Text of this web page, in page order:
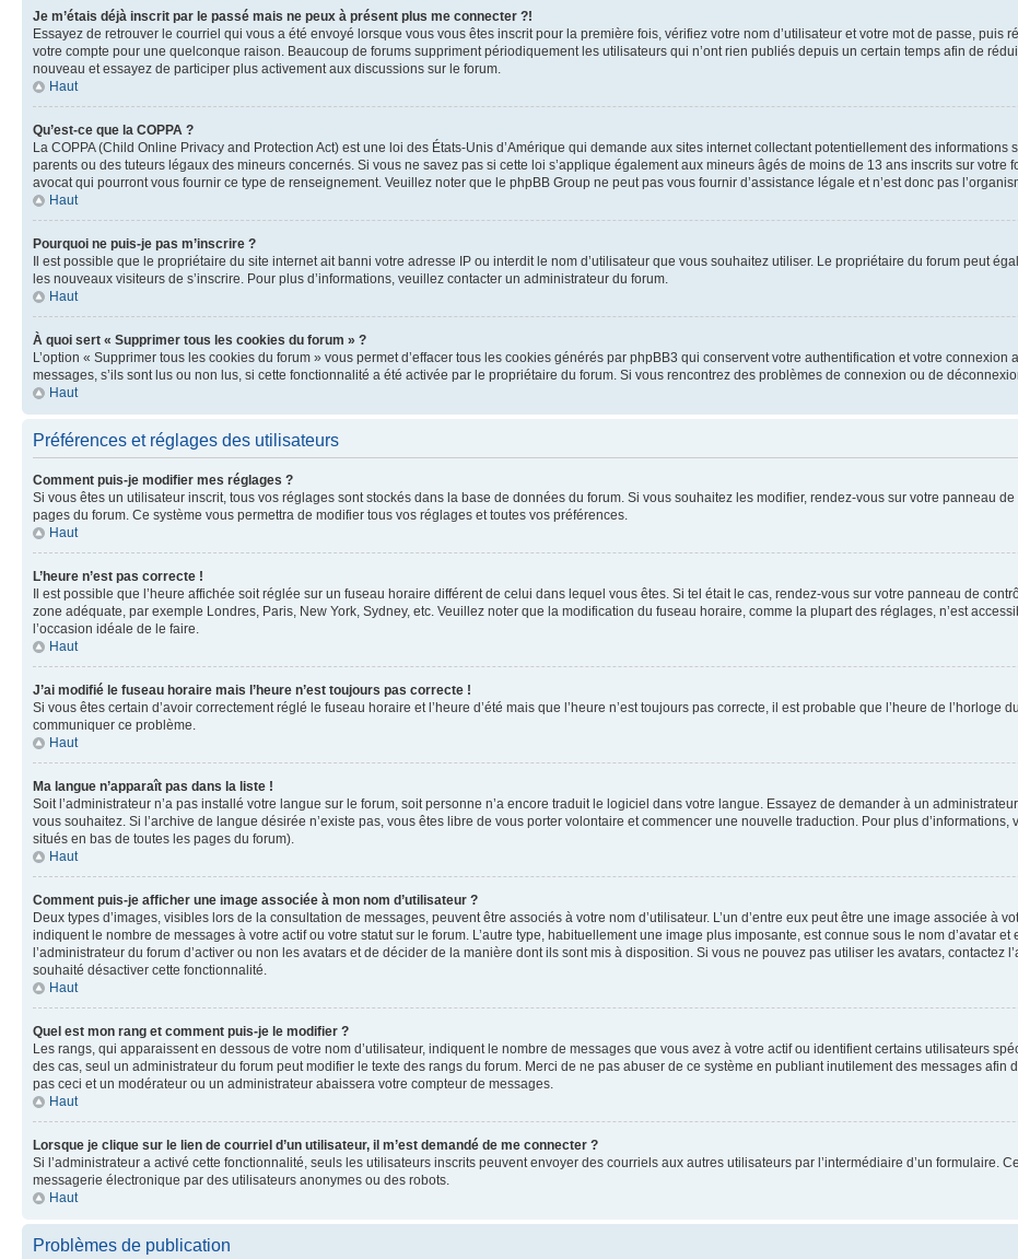
Je m’étais déjà inscrit par le passé mais ne peux à présent plus me connecter ?!
Essayez de retrouver le courriel qui vous a été envoyé lorsque vous vous êtes inscrit pour la première fois, vérifiez votre nom d’utilisateur et votre mot de passe, puis
votre compte pour une quelconque raison. Beaucoup de forums suppriment périodiquement les utilisateurs qui n’ont rien publiés depuis un certain temps afin de
nouveau et essayez de participer plus activement aux discussions sur le forum.
Haut
Qu’est-ce que la COPPA ?
La COPPA (Child Online Privacy and Protection Act) est une loi des États-Unis d’Amérique qui demande aux sites internet collectant potentiellement des
parents ou des tuteurs légaux des mineurs concernés. Si vous ne savez pas si cette loi s’applique également aux mineurs âgés de moins de 13 ans inscrits sur
avocat qui pourront vous fournir ce type de renseignement. Veuillez noter que le phpBB Group ne peut pas vous fournir d’assistance légale et n’est donc pas
Haut
Pourquoi ne puis-je pas m’inscrire ?
Il est possible que le propriétaire du site internet ait banni votre adresse IP ou interdit le nom d’utilisateur que vous souhaitez utiliser. Le propriétaire du forum peut
les nouveaux visiteurs de s’inscrire. Pour plus d’informations, veuillez contacter un administrateur du forum.
Haut
À quoi sert « Supprimer tous les cookies du forum » ?
L’option « Supprimer tous les cookies du forum » vous permet d’effacer tous les cookies générés par phpBB3 qui conservent votre authentification et votre
messages, s’ils sont lus ou non lus, si cette fonctionnalité a été activée par le propriétaire du forum. Si vous rencontrez des problèmes de connexion ou de
Haut
Préférences et réglages des utilisateurs
Comment puis-je modifier mes réglages ?
Si vous êtes un utilisateur inscrit, tous vos réglages sont stockés dans la base de données du forum. Si vous souhaitez les modifier, rendez-vous sur votre panneau
pages du forum. Ce système vous permettra de modifier tous vos réglages et toutes vos préférences.
Haut
L’heure n’est pas correcte !
Il est possible que l’heure affichée soit réglée sur un fuseau horaire différent de celui dans lequel vous êtes. Si tel était le cas, rendez-vous sur votre panneau de
zone adéquate, par exemple Londres, Paris, New York, Sydney, etc. Veuillez noter que la modification du fuseau horaire, comme la plupart des réglages, n’est
l’occasion idéale de le faire.
Haut
J’ai modifié le fuseau horaire mais l’heure n’est toujours pas correcte !
Si vous êtes certain d’avoir correctement réglé le fuseau horaire et l’heure d’été mais que l’heure n’est toujours pas correcte, il est probable que l’heure de
communiquer ce problème.
Haut
Ma langue n’apparaît pas dans la liste !
Soit l’administrateur n’a pas installé votre langue sur le forum, soit personne n’a encore traduit le logiciel dans votre langue. Essayez de demander à un
vous souhaitez. Si l’archive de langue désirée n’existe pas, vous êtes libre de vous porter volontaire et commencer une nouvelle traduction. Pour plus
situés en bas de toutes les pages du forum).
Haut
Comment puis-je afficher une image associée à mon nom d’utilisateur ?
Deux types d’images, visibles lors de la consultation de messages, peuvent être associés à votre nom d’utilisateur. L’un d’entre eux peut être une image associée à
indiquent le nombre de messages à votre actif ou votre statut sur le forum. L’autre type, habituellement une image plus imposante, est connue sous le nom d’avatar
l’administrateur du forum d’activer ou non les avatars et de décider de la manière dont ils sont mis à disposition. Si vous ne pouvez pas utiliser les avatars, contactez
souhaité désactiver cette fonctionnalité.
Haut
Quel est mon rang et comment puis-je le modifier ?
Les rangs, qui apparaissent en dessous de votre nom d’utilisateur, indiquent le nombre de messages que vous avez à votre actif ou identifient certains utilisateurs
des cas, seul un administrateur du forum peut modifier le texte des rangs du forum. Merci de ne pas abuser de ce système en publiant inutilement des messages afin
pas ceci et un modérateur ou un administrateur abaissera votre compteur de messages.
Haut
Lorsque je clique sur le lien de courriel d’un utilisateur, il m’est demandé de me connecter ?
Si l’administrateur a activé cette fonctionnalité, seuls les utilisateurs inscrits peuvent envoyer des courriels aux autres utilisateurs par l’intermédiaire d’un formulaire.
messagerie électronique par des utilisateurs anonymes ou des robots.
Haut
Problèmes de publication